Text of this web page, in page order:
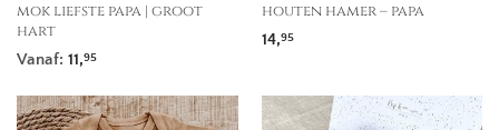
mok liefste papa | groot
hart
Vanaf: 11,95
houten hamer – papa
14,95